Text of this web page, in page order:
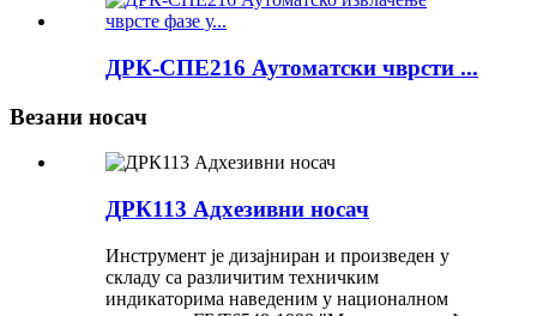
ДРК-СПЕ216 Аутоматски чврсти ...
Везани носач
ДРК113 Адхезивни носач
Инструмент је дизајниран и произведен у
складу са различитим техничким
индикаторима наведеним у националном